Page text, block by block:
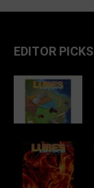
EDITOR PICKS